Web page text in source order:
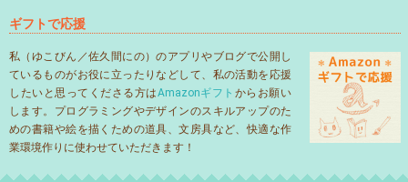
ギフトで応援
私（ゆこびん／佐久間にの）のアプリやブログで公開し
ているものがお役に立ったりなどして、私の活動を応援
したいと思ってくださる方はAmazonギフト からお願い
します。プログラミングやデザインのスキルアップのた
めの書籍や絵を描くための道具、文房具など、快適な作
業環境作りに使わせていただきます！